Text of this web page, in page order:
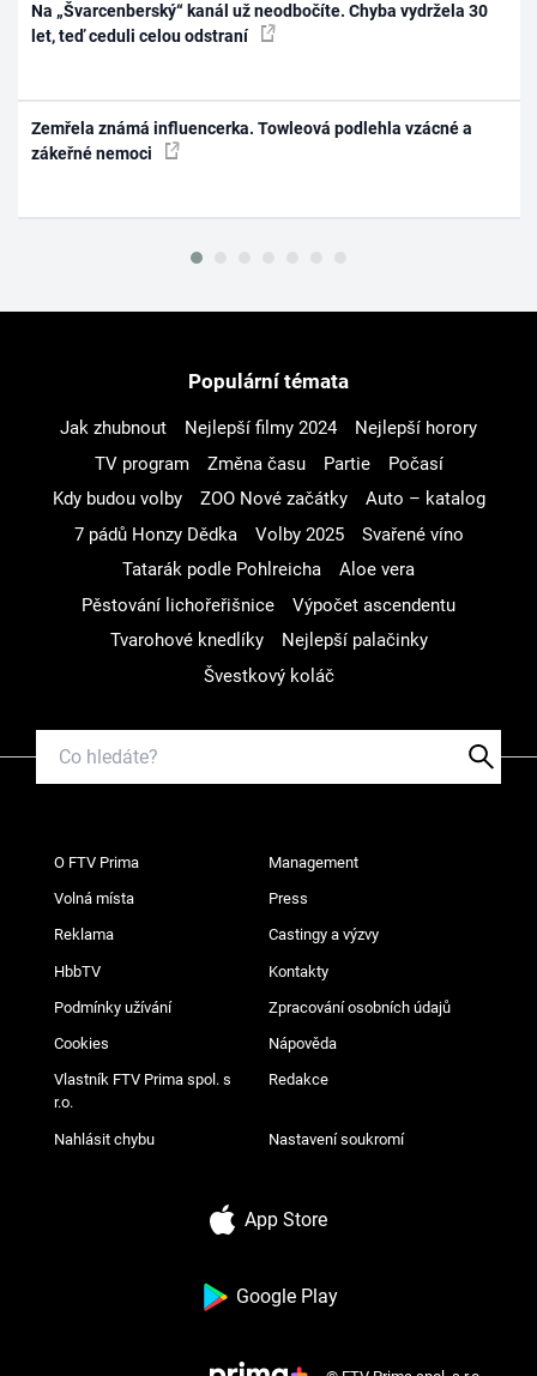
Na „Švarcenberský“ kanál už neodbočíte. Chyba vydržela 30
let, teď ceduli celou odstraní
Zemřela známá influencerka. Towleová podlehla vzácné a
zákeřné nemoci
Populární témata
Jak zhubnout Nejlepší filmy 2024
Nejlepší horory
TV program
Změna času Partie
Počasí
Kdy budou volby
ZOO Nové začátky
Auto – katalog
7 pádů Honzy Dědka
Volby 2025
Svařené víno
Tatarák podle Pohlreicha
Aloe vera
Pěstování lichořeřišnice
Výpočet ascendentu
Tvarohové knedlíky
Nejlepší palačinky
Švestkový koláč
O FTV Prima Management
Volná místa Press
Reklama Castingy a výzvy
HbbTV Kontakty
Podmínky užívání Zpracování osobních údajů
Cookies Nápověda
Vlastník FTV Prima spol. s
r.o.
Redakce
Nahlásit chybu Nastavení soukromí
App Store
Google Play